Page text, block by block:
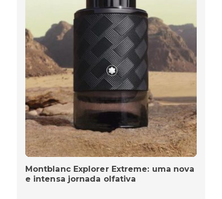
Montblanc Explorer Extreme: uma nova
e intensa jornada olfativa